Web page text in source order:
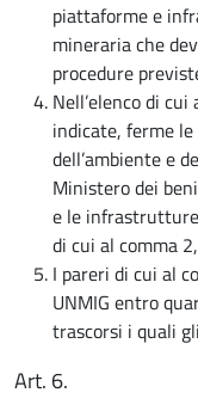
piattaforme e
mineraria che
procedure
Nell’elenco di
indicate, ferme
dell’ambiente e
Ministero dei
e le
di cui al comma
I pareri di cui al
UNMIG entro
trascorsi i quali
Art. 6.